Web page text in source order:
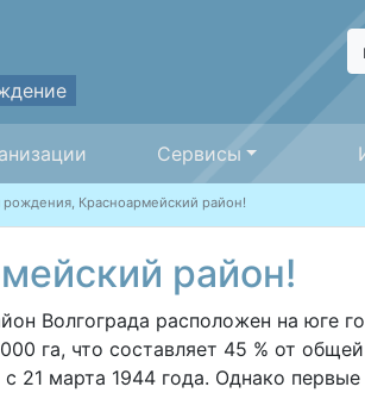
Сервисы
Красноармейский район!
район!
Волгограда расположен на юге
га, что составляет 45 % от
21 марта 1944 года. Однако